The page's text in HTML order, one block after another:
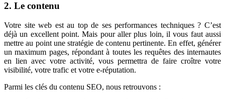
2. Le contenu
Votre site web est au top de ses performances techniques ? C’est
déjà un excellent point. Mais pour aller plus loin, il vous faut aussi
mettre au point une stratégie de contenu pertinente. En effet, générer
un maximum pages, répondant à toutes les requêtes des internautes
en lien avec votre activité, vous permettra de faire croître votre
visibilité, votre trafic et votre e-réputation.
Parmi les clés du contenu SEO, nous retrouvons :